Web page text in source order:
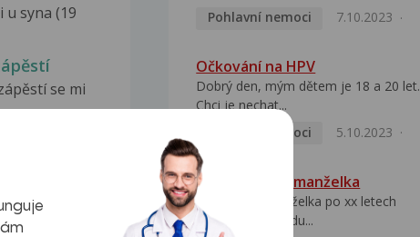
u syna (19
se mi
se mi
Pohlavní nemoci
7.10.2023
Očkování na HPV
Dobrý den, mým dětem je 18 a 20 let.
Chci je nechat...
Pohlavní nemoci
5.10.2023
HPV pozitivní manželka
Dobrý den, manželka po xx letech
přivezla z Východu...